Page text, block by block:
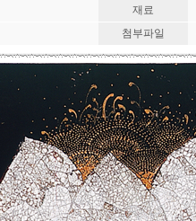
재료
첨부파일